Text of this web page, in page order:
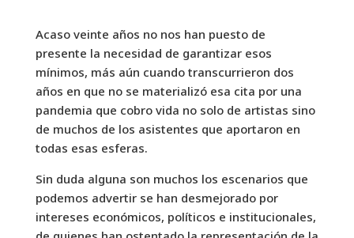
Acaso veinte años no nos han puesto de
presente la necesidad de garantizar esos
mínimos, más aún cuando transcurrieron dos
años en que no se materializó esa cita por una
pandemia que cobro vida no solo de artistas sino
de muchos de los asistentes que aportaron en
todas esas esferas.
Sin duda alguna son muchos los escenarios que
podemos advertir se han desmejorado por
intereses económicos, políticos e institucionales,